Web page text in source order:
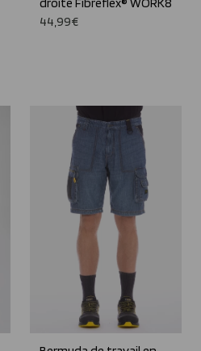
44,99€